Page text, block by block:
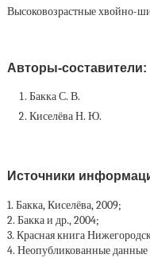
Высоковозрастные хвойно-
Авторы-составители:
Бакка С. В.
Киселёва Н. Ю.
Источники
1. Бакка, Киселёва, 2009;
2. Бакка и др., 2004;
3. Красная книга
4. Неопубликованные данные